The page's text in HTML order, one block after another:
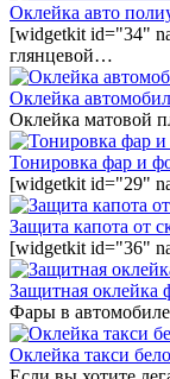
Оклейка авто
[widgetkit id="34"
глянцевой…
Оклейка
Оклейка матовой
Тонировка фар и
[widgetkit id="29"
Защита капота от
[widgetkit id="36"
Защитная оклейка
Фары в
Оклейка такси